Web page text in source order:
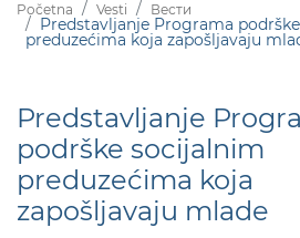
Početna Vesti Вести
Predstavljanje Programa
preduzećima koja zapošljavaju
Predstavljanje
podrške socijalnim
preduzećima koja
zapošljavaju mlade